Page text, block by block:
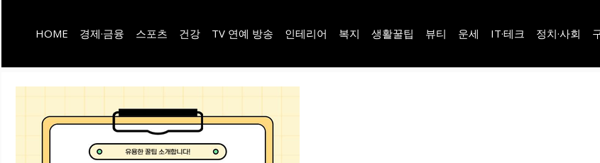
츠
HOME 경제·금융 스포츠 건강 TV 연예 방송 인테리어 복지 생활꿀팁 뷰티 운세 IT·테크 정치·사회